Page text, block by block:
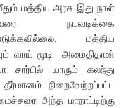
மத்திய அரசு இது நாள்
நடவடிக்கை
மத்திய
வாய் மூடி அமைதிதான்
சார்பில் யாரும் கலந்து
நிறைவேற்றப்பட்ட
அந்த மாநாட்டிற்கு